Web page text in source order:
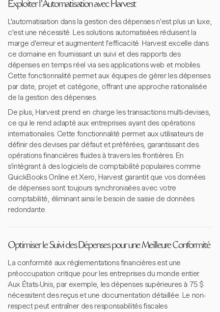
Exploiter l'Automatisation avec Harvest
L'automatisation dans la gestion des dépenses n'est plus un luxe,
c'est une nécessité. Les solutions automatisées réduisent la
marge d'erreur et augmentent l'efficacité. Harvest excelle dans
ce domaine en fournissant un suivi et des rapports des
dépenses en temps réel via ses applications web et mobiles.
Cette fonctionnalité permet aux équipes de gérer les dépenses
par date, projet et catégorie, offrant une approche rationalisée
de la gestion des dépenses.
De plus, Harvest prend en charge les transactions multi-devises,
ce qui le rend adapté aux entreprises ayant des opérations
internationales. Cette fonctionnalité permet aux utilisateurs de
définir des devises par défaut et préférées, garantissant des
opérations financières fluides à travers les frontières. En
s'intégrant à des logiciels de comptabilité populaires comme
QuickBooks Online et Xero, Harvest garantit que vos données
de dépenses sont toujours synchronisées avec votre
comptabilité, éliminant ainsi le besoin de saisie de données
redondante.
Optimiser le Suivi des Dépenses pour une Meilleure Conformité
La conformité aux réglementations financières est une
préoccupation critique pour les entreprises du monde entier.
Aux États-Unis, par exemple, les dépenses supérieures à 75 $
nécessitent des reçus et une documentation détaillée. Le non-
respect peut entraîner des responsabilités fiscales